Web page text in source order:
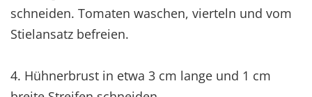
schneiden. Tomaten waschen, vierteln und vom
Stielansatz befreien.
4. Hühnerbrust in etwa 3 cm lange und 1 cm